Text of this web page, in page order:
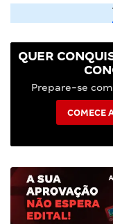
QUER
Prepare-se
COMECE